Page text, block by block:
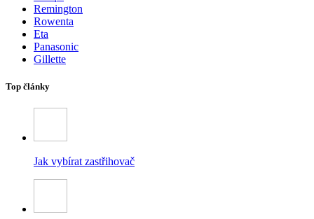
Remington
Rowenta
Eta
Panasonic
Gillette
Top články
Jak vybírat zastřihovač